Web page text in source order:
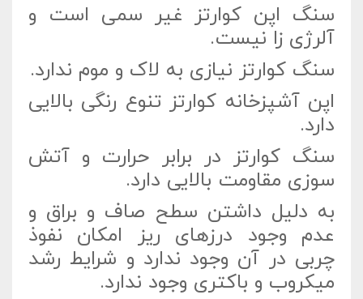
سنگ اپن کوارتز غیر سمی است و
آلرژی زا نیست.
سنگ کوارتز نیازی به لاک و موم ندارد.
اپن آشپزخانه کوارتز تنوع رنگی بالایی
دارد.
سنگ کوارتز در برابر حرارت و آتش
سوزی مقاومت بالایی دارد.
به دلیل داشتن سطح صاف و براق و
عدم وجود درزهای ریز امکان نفوذ
چربی در آن وجود ندارد و شرایط رشد
میکروب و باکتری وجود ندارد.